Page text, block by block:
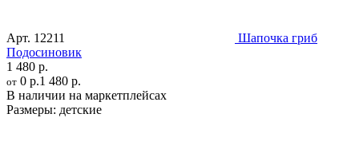
Арт. 12211
Шапочка гриб
Подосиновик
1 480 р.
от 0 р.1 480 р.
В наличии на маркетплейсах
Размеры: детские